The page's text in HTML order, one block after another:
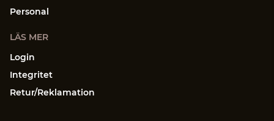
Personal
LÄS MER
Login
Integritet
Retur/Reklamation